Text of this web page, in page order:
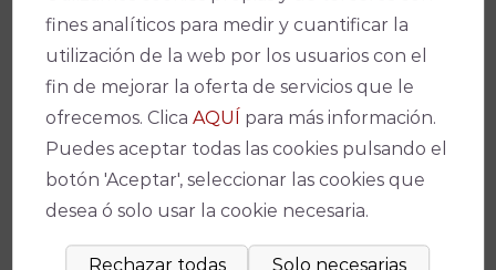
Movilidad Reducida? ¿Puedo
hacerlo on line?
Sí, debes comprar una localidad especial
que identificarás fácilmente durante [...]
fines analíticos para medir y cuantificar la
utilización de la web por los usuarios con el
fin de mejorar la oferta de servicios que le
ofrecemos. ClicaAQUÍ
para más información.
Puedes aceptar todas las cookies pulsando el
botón 'Aceptar', seleccionar las cookies que
desea ó solo usar la cookie necesaria.